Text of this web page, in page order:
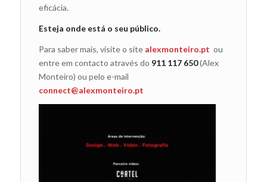
eficácia.
Esteja onde está o seu público.
Para saber mais, visite o site alexmonteiro.pt ou
entre em contacto através do 911 117 650(Alex
Monteiro) ou pelo e-mail
connect@alexmonteiro.pt